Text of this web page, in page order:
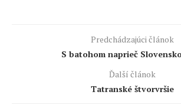
Predchádzajúci článok
S batohom naprieč
Ďalší článok
Tatranské štvorvršie